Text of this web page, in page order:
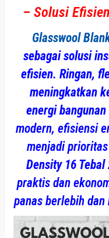
– Solusi
Glasswool
sebagai solusi
efisien. Ringan,
meningkatkan
energi
modern, efisiensi
menjadi
Density 16 Tebal
praktis dan
panas berlebih